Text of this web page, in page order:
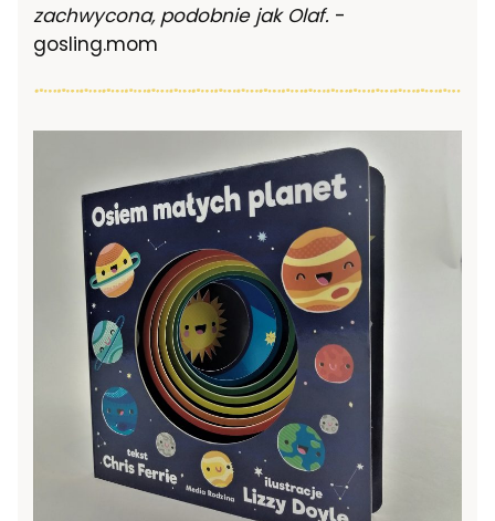
zachwycona, podobnie jak Olaf. -
gosling.mom